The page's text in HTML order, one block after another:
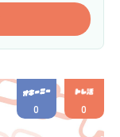
0 0